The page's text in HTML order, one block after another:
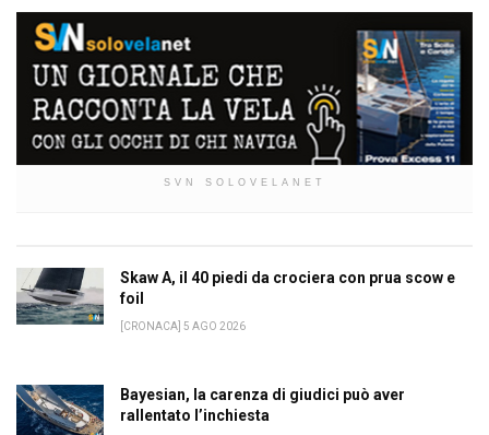
SVN SOLOVELANET
Skaw A, il 40 piedi da crociera con prua scow e
foil
[CRONACA] 5 AGO 2026
Bayesian, la carenza di giudici può aver
rallentato l’inchiesta